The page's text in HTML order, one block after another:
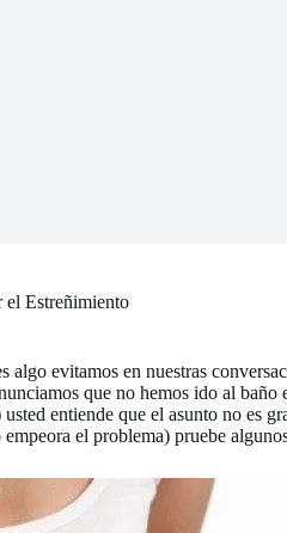
el Estreñimiento
algo evitamos en nuestras
que no hemos ido al
entiende que el asunto no es
el problema) pruebe